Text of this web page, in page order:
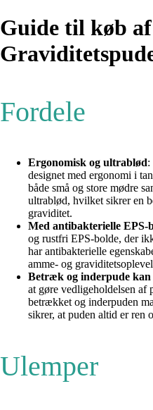
Guide til køb
Fordele
Ergonomisk og ultrablød:
designet med ergonomi i
både små og store mødre
ultrablød, hvilket sikrer en
graviditet.
Med antibakterielle EPS-
og rustfri EPS-bolde, der
har antibakterielle
amme- og
Betræk og inderpude kan
at gøre vedligeholdelsen af
betrækket og inderpuden
sikrer, at puden altid er ren
Ulemper